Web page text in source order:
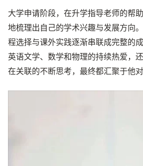
大学申请阶段，在升学指导老师的帮
地梳理出自己的学术兴趣与发展方向
程选择与课外实践逐渐串联成完整
英语文学、数学和物理的持续热爱，
在关联的不断思考，最终都汇聚于他